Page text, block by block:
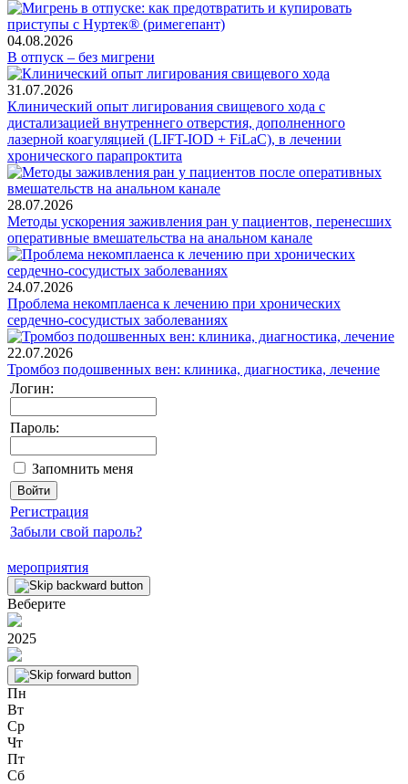
04.08.2026
В отпуск – без мигрени
31.07.2026
Клинический опыт лигирования свищевого хода с
дистализацией внутреннего отверстия, дополненного
лазерной коагуляцией (LIFT-IOD + FiLaC), в лечении
хронического парапроктита
28.07.2026
Методы ускорения заживления ран у пациентов, перенесших
оперативные вмешательства на анальном канале
24.07.2026
Проблема некомплаенса к лечению при хронических
сердечно-сосудистых заболеваниях
22.07.2026
Тромбоз подошвенных вен: клиника, диагностика, лечение
Логин:
Пароль:
Запомнить меня
Регистрация
Забыли свой пароль?
мероприятия
Веберите
2025
Пн
Вт
Ср
Чт
Пт
Сб